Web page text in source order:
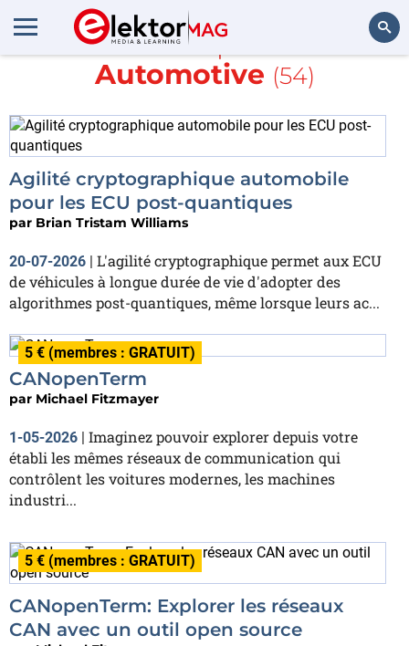
En savoir plus sur
Automotive (54)
Agilité cryptographique automobile
pour les ECU post-quantiques
par Brian Tristam Williams
20-07-2026 | L'agilité cryptographique permet aux ECU
de véhicules à longue durée de vie d'adopter des
algorithmes post-quantiques, même lorsque leurs ac...
5 € (membres : GRATUIT)
CANopenTerm
par Michael Fitzmayer
1-05-2026 | Imaginez pouvoir explorer depuis votre
établi les mêmes réseaux de communication qui
contrôlent les voitures modernes, les machines
industri...
5 € (membres : GRATUIT)
CANopenTerm: Explorer les réseaux
CAN avec un outil open source